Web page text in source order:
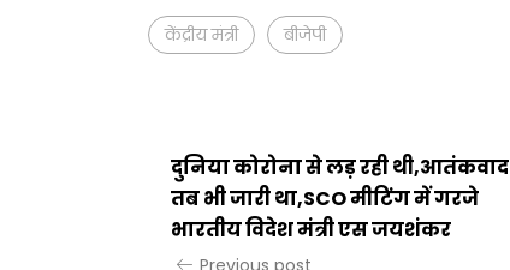
केंद्रीय मंत्री बीजेपी
दुनिया कोरोना से लड़ रही थी,आतंकवाद
तब भी जारी था,SCO मीटिंग में गरजे
भारतीय विदेश मंत्री एस जयशंकर
Previous post